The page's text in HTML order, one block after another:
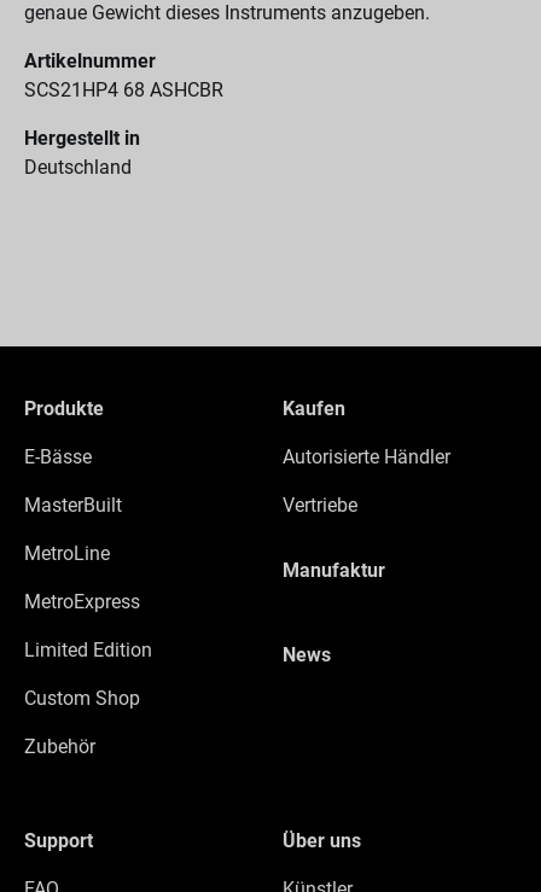
genaue Gewicht dieses Instruments anzugeben.
Artikelnummer
SCS21HP4 68 ASHCBR
Hergestellt in
Deutschland
Produkte
E-Bässe
MasterBuilt
MetroLine
MetroExpress
Limited Edition
Custom Shop
Zubehör
Kaufen
Autorisierte Händler
Vertriebe
Manufaktur
News
Support Über uns